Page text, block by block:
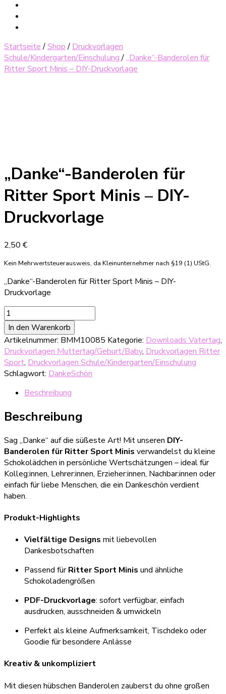
Startseite /Shop / Druckvorlagen
Schule/Kindergarten/Einschulung/„Danke“-Banderolen für
Ritter Sport Minis – DIY-Druckvorlage
„Danke“-Banderolen für
Ritter Sport Minis – DIY-
Druckvorlage
2,50 €
Kein Mehrwertsteuerausweis, da Kleinunternehmer nach §19 (1) UStG.
„Danke“-Banderolen für Ritter Sport Minis – DIY-
Druckvorlage
„Danke“-
Banderolen
für
Ritter
Sport
Minis
–
DIY-
Menge
In den Warenkorb
Artikelnummer: BMM10085 Kategorie: Downloads Vatertag,
Druckvorlagen Muttertag/Geburt/Baby, Druckvorlagen Ritter
Sport, Druckvorlagen Schule/Kindergarten/Einschulung
Schlagwort: DankeSchön
Beschreibung
Beschreibung
Sag „Danke“ auf die süßeste Art! Mit unseren DIY-
Banderolen für Ritter Sport Minis verwandelst du kleine
Schokolädchen in persönliche Wertschätzungen – ideal für
Kolleg:innen, Lehrer:innen, Erzieher:innen, Nachbar:innen oder
einfach für liebe Menschen, die ein Dankeschön verdient
haben.
Produkt-Highlights
Vielfältige Designs mit liebevollen
Dankesbotschaften
Passend fürRitter Sport Minis und ähnliche
Schokoladengrößen
PDF-Druckvorlage: sofort verfügbar, einfach
ausdrucken, ausschneiden & umwickeln
Perfekt als kleine Aufmerksamkeit, Tischdeko oder
Goodie für besondere Anlässe
Kreativ & unkompliziert
Mit diesen hübschen Banderolen zauberst du ohne großen